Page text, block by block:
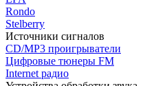
Rondo
Stelberry
Источники сигналов
CD/MP3 проигрыватели
Цифровые тюнеры FM
Internet радио